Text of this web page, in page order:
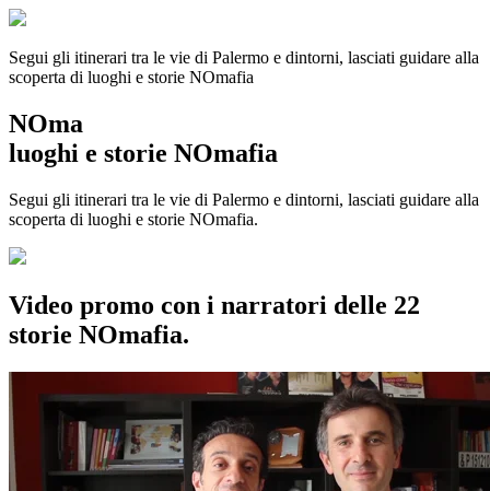
Segui gli itinerari tra le vie di Palermo e dintorni, lasciati guidare alla
scoperta di luoghi e storie NOmafia
NOma
luoghi e storie NOmafia
Segui gli itinerari tra le vie di Palermo e dintorni, lasciati guidare alla
scoperta di luoghi e storie NOmafia.
Video promo con i narratori delle 22
storie NOmafia.